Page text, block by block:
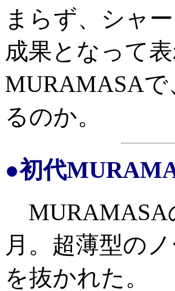
まらず、シャ
成果となって
MURAMASA
るのか。
●初代
MURAMASA
月。超薄型の
を抜かれた。